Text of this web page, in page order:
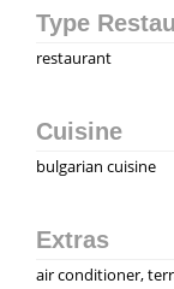
Type
restaurant
Cuisine
bulgarian cuisine
Extras
air conditioner,